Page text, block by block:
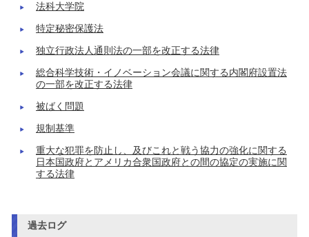
法科大学院
特定秘密保護法
独立行政法人通則法の一部を改正する法律
総合科学技術・イノベーション会議に関する内閣府設置法
の一部を改正する法律
被ばく問題
規制基準
重大な犯罪を防止し、及びこれと戦う協力の強化に関する
日本国政府とアメリカ合衆国政府との間の協定の実施に関
する法律
過去ログ